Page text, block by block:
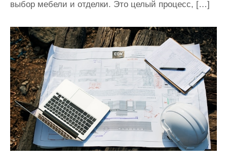
выбор мебели и отделки. Это целый процесс, […]